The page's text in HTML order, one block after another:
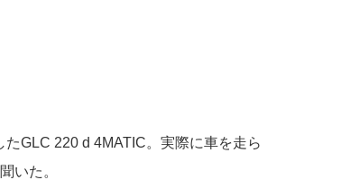
GLC 220 d 4MATIC。実際に車を走ら
いた。